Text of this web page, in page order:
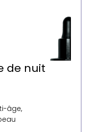
de nuit
âge,